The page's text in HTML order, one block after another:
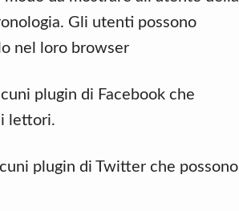
Gli utenti possono
nel loro browser
plugin di Facebook che
lettori.
plugin di Twitter che possono